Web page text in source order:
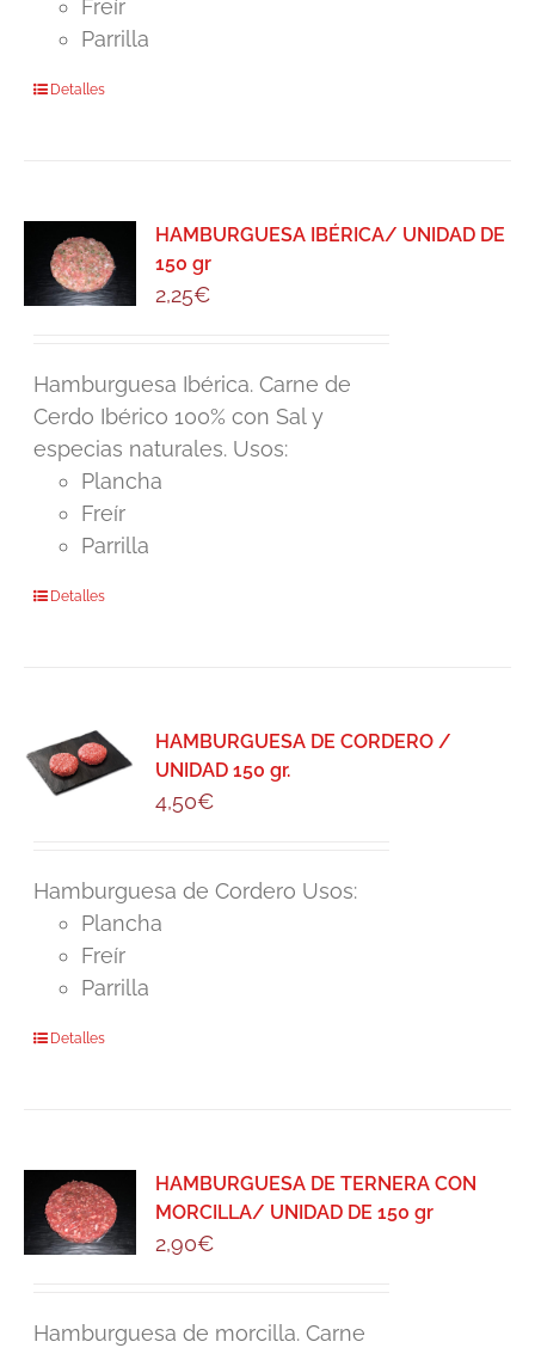
Freír
Parrilla
Detalles
HAMBURGUESA IBÉRICA/ UNIDAD DE
150 gr
2,25€
Hamburguesa Ibérica. Carne de
Cerdo Ibérico 100% con Sal y
especias naturales. Usos:
Plancha
Freír
Parrilla
Detalles
HAMBURGUESA DE CORDERO /
UNIDAD 150 gr.
4,50€
Hamburguesa de Cordero Usos:
Plancha
Freír
Parrilla
Detalles
HAMBURGUESA DE TERNERA CON
MORCILLA/ UNIDAD DE 150 gr
2,90€
Hamburguesa de morcilla. Carne